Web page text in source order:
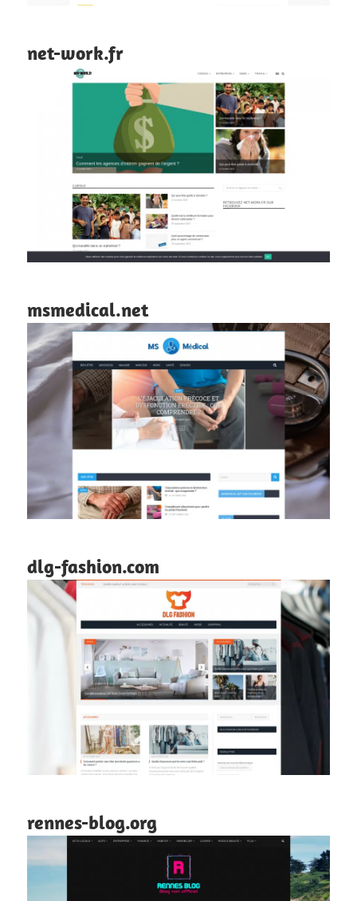
net-work.fr
msmedical.net
dlg-fashion.com
rennes-blog.org